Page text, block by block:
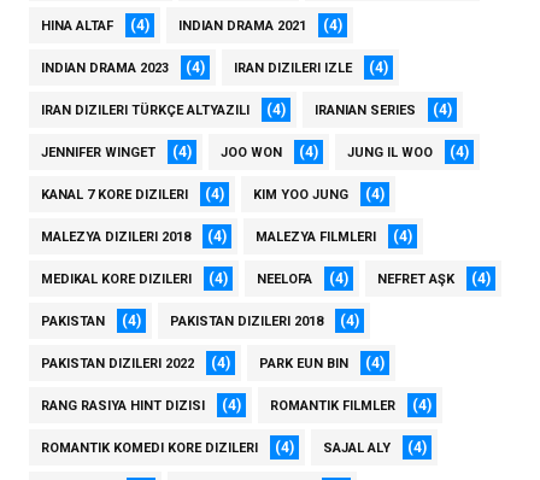
HINA ALTAF (4) INDIAN DRAMA 2021 (4)
INDIAN DRAMA 2023 (4) IRAN DIZILERI IZLE (4)
IRAN DIZILERI TÜRKÇE ALTYAZILI (4) IRANIAN SERIES (4)
JENNIFER WINGET (4) JOO WON (4) JUNG IL WOO (4)
KANAL 7 KORE DIZILERI (4) KIM YOO JUNG (4)
MALEZYA DIZILERI 2018 (4) MALEZYA FILMLERI (4)
MEDIKAL KORE DIZILERI (4) NEELOFA (4) NEFRET AŞK (4)
PAKISTAN (4) PAKISTAN DIZILERI 2018 (4)
PAKISTAN DIZILERI 2022 (4) PARK EUN BIN (4)
RANG RASIYA HINT DIZISI (4) ROMANTIK FILMLER (4)
ROMANTIK KOMEDI KORE DIZILERI (4) SAJAL ALY (4)